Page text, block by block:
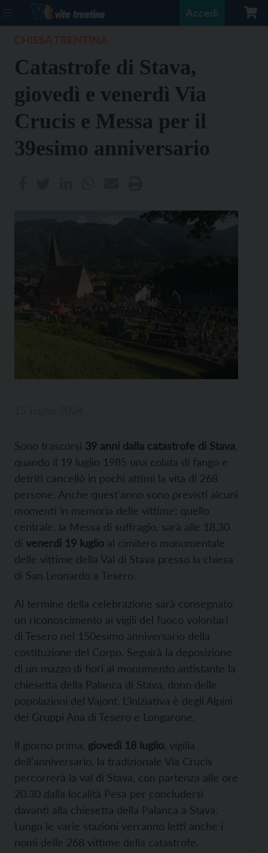
Accedi
Catastrofe di Stava,
giovedì e venerdì Via
Crucis e Messa per il
39esimo anniversario
Sono trascorsi 39 anni dalla catastrofe di Stava
quando il 19 luglio 1985 una colata di fango e
detriti cancellò in pochi attimi la vita di 268
persone. Anche quest’anno sono previsti alcuni
momenti in memoria delle vittime: quello
centrale, la Messa di suffragio, sarà alle 18.30
di venerdì 19 luglio al cimitero monumentale
delle vittime della Val di Stava presso la chiesa
di San Leonardo a Tesero.
Al termine della celebrazione sarà consegnato
un riconoscimento ai vigili del fuoco volontari
di Tesero nel 150esimo anniversario della
costituzione del Corpo. Seguirà la deposizione
di un mazzo di fiori al monumento antistante la
chiesetta della Palanca di Stava, dono delle
popolazioni del Vajont. L’iniziativa è degli Alpini
dei Gruppi Ana di Tesero e Longarone.
Il giorno prima, giovedì 18 luglio , vigilia
dell’anniversario, la tradizionale Via Crucis
percorrerà la val di Stava, con partenza alle ore
20.30 dalla località Pesa per concludersi
davanti alla chiesetta della Palanca a Stava.
Lungo le varie stazioni verranno letti anche i
nomi delle 268 vittime della catastrofe.